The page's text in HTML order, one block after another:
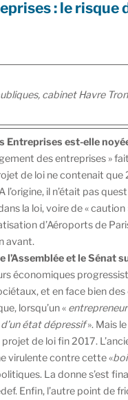
: le risque
cabinet Havre
Entreprises est-elle
des entreprises »
de loi ne contenait que
l’origine, il n’était pas
la loi, voire de «
d’Aéroports de
avant.
l’Assemblée et le Sénat
économiques
et en face bien
lorsqu’un «
d’un état dépressif». Mais
de loi fin 2017.
virulente contre cette «
La donne s’est
Enfin, l’autre point de